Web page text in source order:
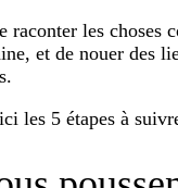
raconter les choses
et de nouer des
les 5 étapes à